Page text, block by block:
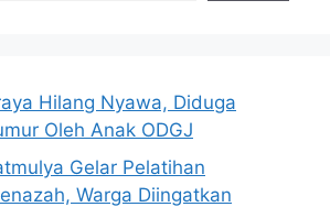
Hilang Nyawa, Diduga
Oleh Anak ODGJ
Gelar Pelatihan
Warga Diingatkan